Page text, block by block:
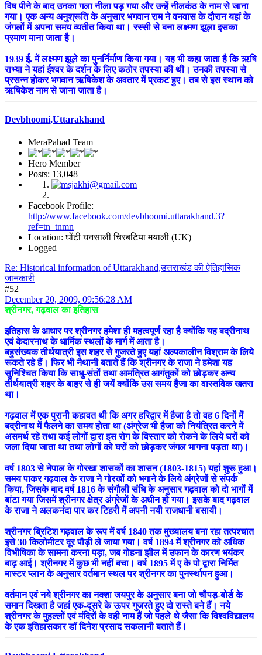
विष पीने के बाद उनका गला नीला पड़ गया और उन्हें नीलकंठ के नाम से जाना
गया। एक अन्य अनुश्रूति के अनुसार भगवान राम ने वनवास के दौरान यहां के
जंगलों में अपना समय व्यतीत किया था। रस्सी से बना लक्ष्मण झूला इसका
प्रमाण माना जाता है।
1939 ई. में लक्ष्मण झूले का पुनर्निर्माण किया गया। यह भी कहा जाता है कि ऋषि
राभ्या ने यहां ईश्वर के दर्शन के लिए कठोर तपस्या की थी। उनकी तपस्या से
प्रसन्न होकर भगवान ऋषिकेश के अवतार में प्रकट हुए। तब से इस स्थान को
ऋषिकेश नाम से जाना जाता है।
Devbhoomi,Uttarakhand
MeraPahad Team
Hero Member
Posts: 13,048
Facebook Profile:
http://www.facebook.com/devbhoomi.uttarakhand.3?
ref=tn_tnmn
Location: घोंटी घनसाली चिरबटिया मयाली (UK)
Logged
Re: Historical information of Uttarakhand,उत्तराखंड की ऐतिहासिक
जानकारी
#52
December 20, 2009, 09:56:28 AM
श्रीनगर, गढ़वाल का इतिहास
इतिहास के आधार पर श्रीनगर हमेशा ही महत्वपूर्ण रहा है क्योंकि यह बद्रीनाथ
एवं केदारनाथ के धार्मिक स्थलों के मार्ग में आता है।
बहुसंख्यक तीर्थयात्री इस शहर से गुजरते हुए यहां अल्पकालीन विश्राम के लिये
रूकते रहे हैं। फिर भी नैथानी बताते हैं कि श्रीनगर के राजा ने हमेशा यह
सुनिश्चित किया कि साधु-संतों तथा आमंत्रित आगंतुकों को छोड़कर अन्य
तीर्थयात्री शहर के बाहर से ही जयें क्योंकि उस समय हैजा का वास्तविक खतरा
था।
गढ़वाल में एक पुरानी कहावत थी कि अगर हरिद्वार में हैजा है तो वह 6 दिनों में
बद्रीनाथ में फैलने का समय होता था (अंग्रेज भी हैजा को नियंत्रित करने में
असमर्थ रहे तथा कई लोगों द्वारा इस रोग के विस्तार को रोकने के लिये घरों को
जला दिया जाता था तथा लोगों को घरों को छोड़कर जंगल भागना पड़ता था)।
वर्ष 1803 से नेपाल के गोरखा शासकों का शासन (1803-1815) यहां शुरू हुआ।
समय पाकर गढ़वाल के राजा ने गोरखों को भगाने के लिये अंग्रेजों से संपर्क
किया, जिसके बाद वर्ष 1816 के संगौली संधि के अनुसार गढ़वाल को दो भागों में
बांटा गया जिसमें श्रीनगर क्षेत्र अंग्रेजों के अधीन हो गया। इसके बाद गढ़वाल
के राजा ने अलकनंदा पार कर टिहरी में अपनी नयी राजधानी बसायी।
श्रीनगर ब्रिटिश गढ़वाल के रूप में वर्ष 1840 तक मुख्यालय बना रहा तत्पश्चात
इसे 30 किलोमीटर दूर पौड़ी ले जाया गया। वर्ष 1894 में श्रीनगर को अधिक
विभीषिका के सामना करना पड़ा, जब गोहना झील में उफान के कारण भयंकर
बाढ़ आई। श्रीनगर में कुछ भी नहीं बचा। वर्ष 1895 में ए के पो द्वारा निर्मित
मास्टर प्लान के अनुसार वर्तमान स्थल पर श्रीनगर का पुनर्स्थापन हुआ।
वर्तमान एवं नये श्रीनगर का नक्शा जयपुर के अनुसार बना जो चौपड़-बोर्ड के
समान दिखता है जहां एक-दूसरे के ऊपर गुजरते हुए दो रास्ते बने हैं। नये
श्रीनगर के मुहल्लों एवं मंदिरों के वही नाम हैं जो पहले थे जैसा कि विश्वविद्यालय
के एक इतिहासकार डॉ दिनेश प्रसाद सकलानी बताते हैं।